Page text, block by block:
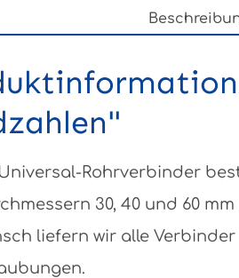
Rohrverbinder
30, 40 und 60
liefern wir alle